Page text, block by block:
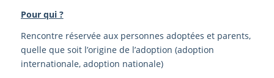
Pour qui ?
Rencontre réservée aux personnes adoptées et parents,
quelle que soit l’origine de l’adoption (adoption
internationale, adoption nationale)